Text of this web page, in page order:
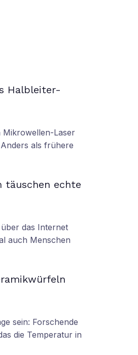
Halbleiter-
Mikrowellen-Laser
als frühere
täuschen echte
das Internet
auch Menschen
sein: Forschende
die Temperatur in